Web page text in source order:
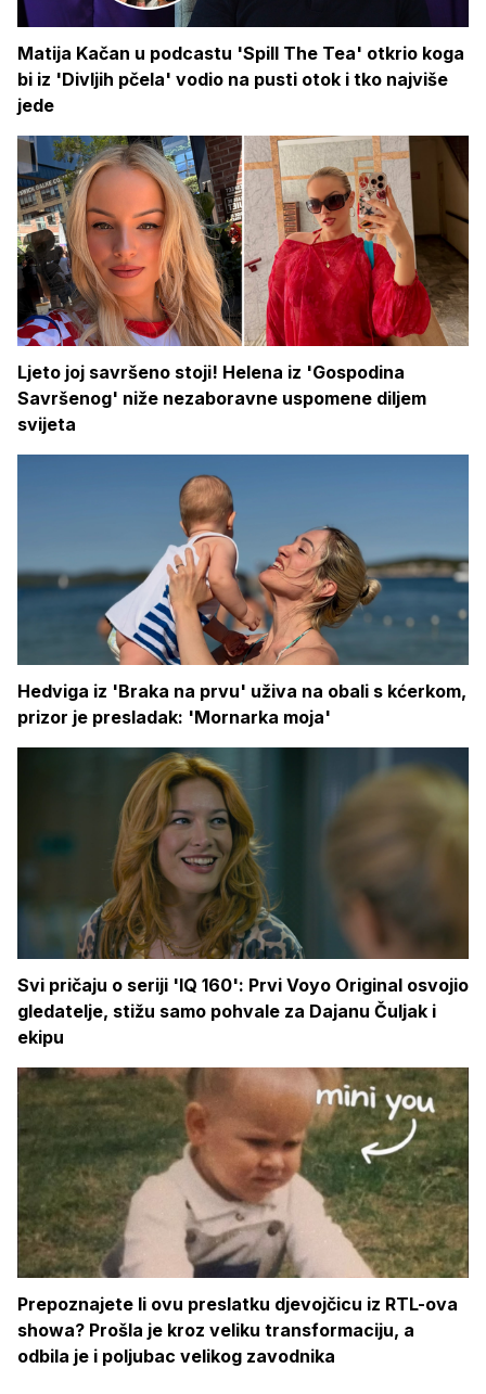
Matija Kačan u podcastu 'Spill The Tea' otkrio koga
bi iz 'Divljih pčela' vodio na pusti otok i tko najviše
jede
Ljeto joj savršeno stoji! Helena iz 'Gospodina
Savršenog' niže nezaboravne uspomene diljem
svijeta
Hedviga iz 'Braka na prvu' uživa na obali s kćerkom,
prizor je presladak: 'Mornarka moja'
Svi pričaju o seriji 'IQ 160': Prvi Voyo Original osvojio
gledatelje, stižu samo pohvale za Dajanu Čuljak i
ekipu
Prepoznajete li ovu preslatku djevojčicu iz RTL-ova
showa? Prošla je kroz veliku transformaciju, a
odbila je i poljubac velikog zavodnika